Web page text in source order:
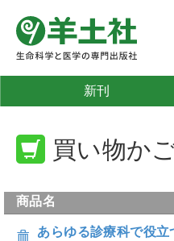
新刊
買い物か
商品名
あらゆる診療科で役